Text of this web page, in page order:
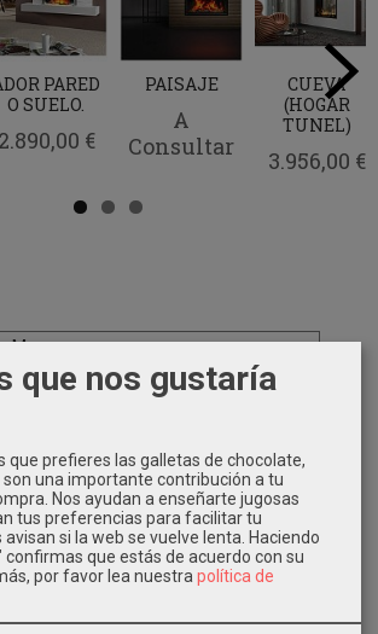
Destinos
PARED
O SUELO.
2.890,00 €
PAISAJE
A
Consultar
CUEVA
(HOGAR
TUNEL)
3.956,00 €
que nos gustaría
que prefieres las galletas de chocolate,
una importante contribución a tu
Nos ayudan a enseñarte jugosas
tus preferencias para facilitar tu
si la web se vuelve lenta. Haciendo
confirmas que estás de acuerdo con su
por favor lea nuestra política de